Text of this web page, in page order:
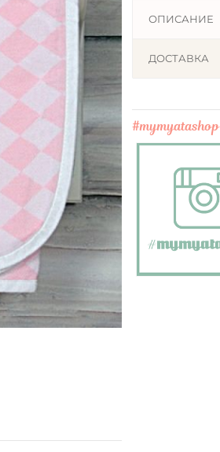
ОПИСАНИЕ
ДОСТАВКА
#mymyatashop